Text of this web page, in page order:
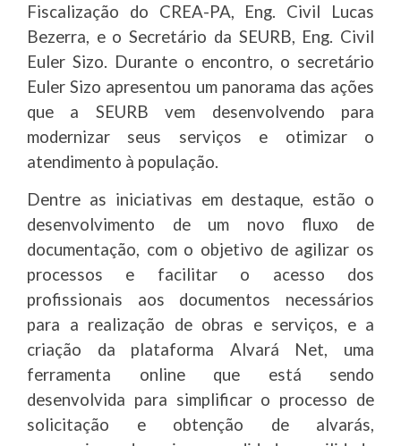
Fiscalização do CREA-PA, Eng. Civil Lucas
Bezerra, e o Secretário da SEURB, Eng. Civil
Euler Sizo. Durante o encontro, o secretário
Euler Sizo apresentou um panorama das ações
que a SEURB vem desenvolvendo para
modernizar seus serviços e otimizar o
atendimento à população.
Dentre as iniciativas em destaque, estão o
desenvolvimento de um novo fluxo de
documentação, com o objetivo de agilizar os
processos e facilitar o acesso dos
profissionais aos documentos necessários
para a realização de obras e serviços, e a
criação da plataforma Alvará Net, uma
ferramenta online que está sendo
desenvolvida para simplificar o processo de
solicitação e obtenção de alvarás,